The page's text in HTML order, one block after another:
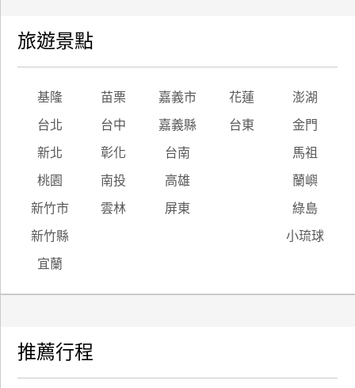
旅遊景點
基隆 苗栗 嘉義市 花蓮 澎湖
台北 台中 嘉義縣 台東 金門
新北 彰化 台南 馬祖
桃園 南投 高雄 蘭嶼
新竹市 雲林 屏東 綠島
新竹縣 小琉球
宜蘭
推薦行程